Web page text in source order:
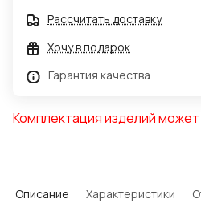
Рассчитать доставку
Хочу в подарок
Гарантия качества
Комплектация изделий
Описание Характеристики